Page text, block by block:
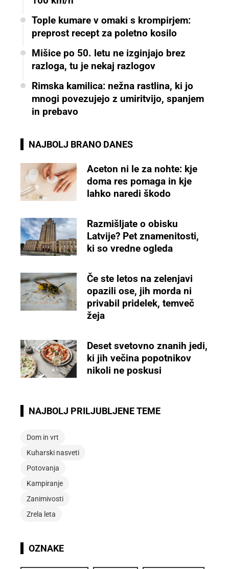
Tople kumare v omaki s krompirjem:
preprost recept za poletno kosilo
Mišice po 50. letu ne izginjajo brez
razloga, tu je nekaj razlogov
Rimska kamilica: nežna rastlina, ki jo
mnogi povezujejo z umiritvijo, spanjem
in prebavo
NAJBOLJ BRANO DANES
Aceton ni le za nohte: kje
doma res pomaga in kje
lahko naredi škodo
Razmišljate o obisku
Latvije? Pet znamenitosti,
ki so vredne ogleda
Če ste letos na zelenjavi
opazili ose, jih morda ni
privabil pridelek, temveč
žeja
Deset svetovno znanih jedi,
ki jih večina popotnikov
nikoli ne poskusi
NAJBOLJ PRILJUBLJENE TEME
Dom in vrt
Kuharski nasveti
Potovanja
Kampiranje
Zanimivosti
Zrela leta
OZNAKE